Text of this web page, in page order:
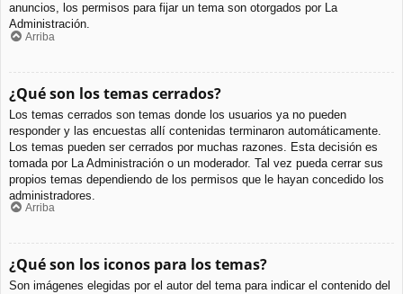
anuncios, los permisos para fijar un tema son otorgados por La
Administración.
Arriba
¿Qué son los temas cerrados?
Los temas cerrados son temas donde los usuarios ya no pueden
responder y las encuestas allí contenidas terminaron automáticamente.
Los temas pueden ser cerrados por muchas razones. Esta decisión es
tomada por La Administración o un moderador. Tal vez pueda cerrar sus
propios temas dependiendo de los permisos que le hayan concedido los
administradores.
Arriba
¿Qué son los iconos para los temas?
Son imágenes elegidas por el autor del tema para indicar el contenido del